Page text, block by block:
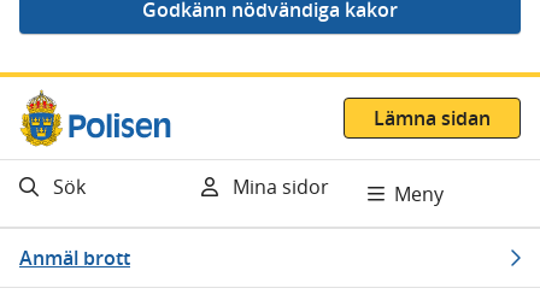
Gå direkt till innehåll
Lämna sidan
Sök Mina sidor Meny
Anmäl brott